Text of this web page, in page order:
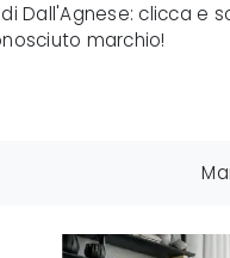
Dall'Agnese: clicca e
marchio!